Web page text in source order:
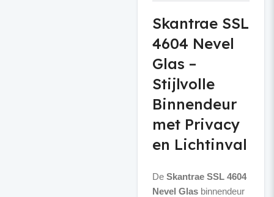
Skantrae SSL
4604 Nevel
Glas –
Stijlvolle
Binnendeur
met Privacy
en Lichtinval
De Skantrae SSL 4604
Nevel Glasbinnendeur